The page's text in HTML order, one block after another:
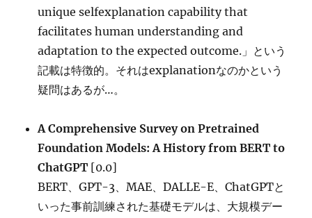
unique selfexplanation capability that
facilitates human understanding and
adaptation to the expected outcome.」という
記載は特徴的。それはexplanationなのかという
疑問はあるが…。
A Comprehensive Survey on Pretrained
Foundation Models: A History from BERT to
ChatGPT [0.0]
BERT、GPT-3、MAE、DALLE-E、ChatGPTと
いった事前訓練された基礎モデルは、大規模デー